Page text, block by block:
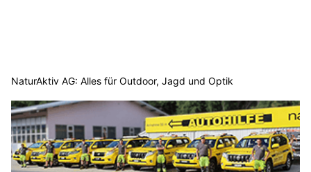
NaturAktiv AG: Alles für Outdoor, Jagd und Optik